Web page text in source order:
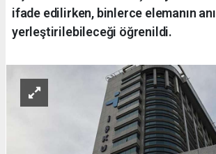
ifade edilirken, binlerce elemanın
yerleştirilebileceği öğrenildi.